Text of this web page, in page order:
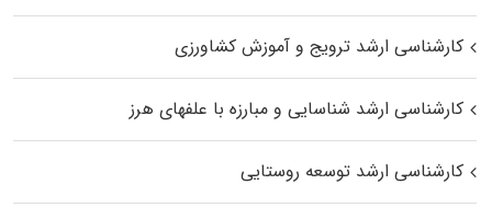
کارشناسی ارشد ترویج و آموزش کشاورزی
کارشناسی ارشد شناسایی و مبارزه با علفهای هرز
کارشناسی ارشد توسعه روستایی